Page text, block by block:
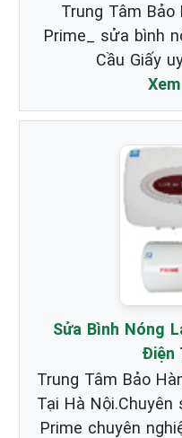
Trung Tâm Bảo
Prime_ sửa bình
Cầu Giấy
Sửa Bình Nóng
Điện
Trung Tâm Bảo
Tại Hà
Prime chuyên